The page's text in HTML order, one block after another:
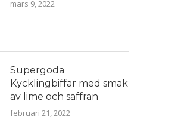
mars 9, 2022
Supergoda
Kycklingbiffar med smak
av lime och saffran
februari 21, 2022